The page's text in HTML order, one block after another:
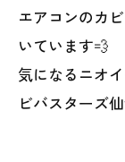
エアコンのカ
いています💨
気になるニオ
ビバスターズ